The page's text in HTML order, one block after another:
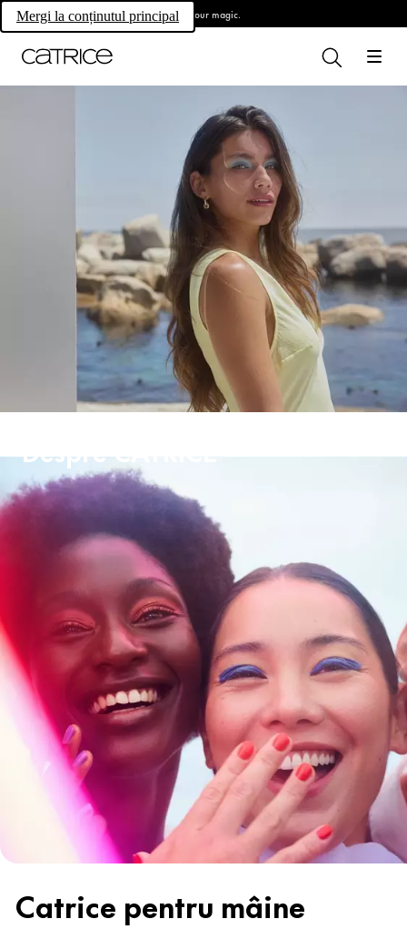
Mergi la conținutul principalOwn your magic.
Despre CATRICE
Catrice pentru mâine